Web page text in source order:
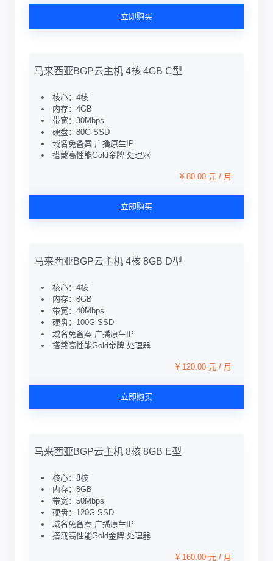
立即购买
马来西亚BGP云主机 4核 4GB C型
核心：4核
内存：4GB
带宽：30Mbps
硬盘：80G SSD
域名免备案 广播原生IP
搭载高性能Gold金牌 处理器
¥ 80.00 元 / 月
立即购买
马来西亚BGP云主机 4核 8GB D型
核心：4核
内存：8GB
带宽：40Mbps
硬盘：100G SSD
域名免备案 广播原生IP
搭载高性能Gold金牌 处理器
¥ 120.00 元 / 月
立即购买
马来西亚BGP云主机 8核 8GB E型
核心：8核
内存：8GB
带宽：50Mbps
硬盘：120G SSD
域名免备案 广播原生IP
搭载高性能Gold金牌 处理器
¥ 160.00 元 / 月